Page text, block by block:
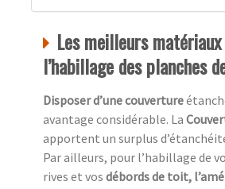
Les meilleurs
l’habillage des planches
Disposer d’une couverture
avantage considérable. La
apportent un surplus
Par ailleurs, pour l’habillage de
rives et vos débords de toit,